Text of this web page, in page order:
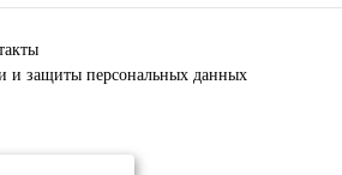
и защиты персональных данных